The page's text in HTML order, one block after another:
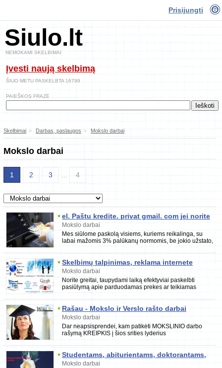
Prisijungti
Siulo.lt
NEMOKAMI SKELBIMAI
Įvesti naują skelbimą
ŠIUO METU PASKELBTA 16799
PAIEŠKOS FRAZĖ
Skelbimai » Darbas, paslaugos » Mokslo darbai
Mokslo darbai
1 2 3 4
el. Paštu kredite. privat gmail. com jei norite
gauti daugiau informacijo
Mokslo darbai
Mes siūlome paskolą visiems, kuriems reikalinga, su
labai mažomis 3% palūkanų normomis, be jokio užstato,
Skelbimų talpinimas, reklama internete
Mokslo darbai
Norite greitai, taupydami laiką efektyviai paskelbti
pasiūlymą apie parduodamas prekes ar teikiamas
Rašau - Mokslo ir Verslo rašto darbai
referatai kursiniai mokslo darbai SPSS
tyrimai ir kita
Mokslo darbai
Dar neapsisprendei, kam patikėti MOKSLINIO darbo
rašymą KREIPKIS į šios srities lyderius
Studentams, abiturientams, doktorantams,
mokytojams
Mokslo darbai